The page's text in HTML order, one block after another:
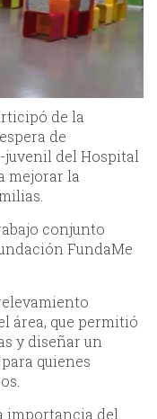
de la
de
del Hospital
mejorar la
conjunto
FundaMe
área, que permitió
y diseñar un
quienes
importancia del